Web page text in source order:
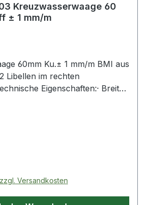
Kreuzwasserwaage 60
± 1 mm/m
60mm Ku.± 1 mm/m BMI aus
Libellen im rechten
Eigenschaften:· Breite:
Versandkosten